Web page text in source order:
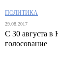
ПОЛИТИКА
29.08.2017
С 30 августа в
голосование